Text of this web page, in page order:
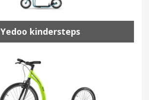
Yedoo kindersteps